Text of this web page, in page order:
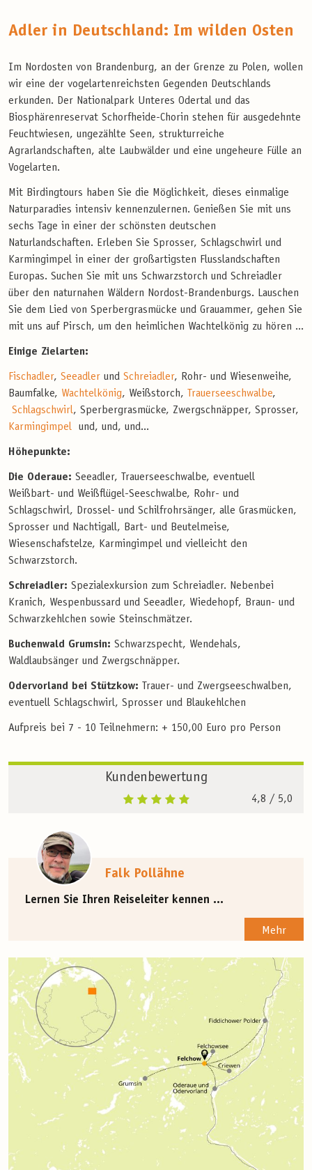
Adler in Deutschland: Im wilden Osten
Im Nordosten von Brandenburg, an der Grenze zu Polen, wollen
wir eine der vogelartenreichsten Gegenden Deutschlands
erkunden. Der Nationalpark Unteres Odertal und das
Biosphärenreservat Schorfheide-Chorin stehen für ausgedehnte
Feuchtwiesen, ungezählte Seen, strukturreiche
Agrarlandschaften, alte Laubwälder und eine ungeheure Fülle an
Vogelarten.
Mit Birdingtours haben Sie die Möglichkeit, dieses einmalige
Naturparadies intensiv kennenzulernen. Genießen Sie mit uns
sechs Tage in einer der schönsten deutschen
Naturlandschaften. Erleben Sie Sprosser, Schlagschwirl und
Karmingimpel in einer der großartigsten Flusslandschaften
Europas. Suchen Sie mit uns Schwarzstorch und Schreiadler
über den naturnahen Wäldern Nordost-Brandenburgs. Lauschen
Sie dem Lied von Sperbergrasmücke und Grauammer, gehen Sie
mit uns auf Pirsch, um den heimlichen Wachtelkönig zu hören ...
Einige Zielarten:
Fischadler, Seeadler und Schreiadler, Rohr- und Wiesenweihe,
Baumfalke, Wachtelkönig, Weißstorch, Trauerseeschwalbe,
Schlagschwirl, Sperbergrasmücke, Zwergschnäpper, Sprosser,
Karmingimpel und, und, und...
Höhepunkte:
Die Oderaue: Seeadler, Trauerseeschwalbe, eventuell
Weißbart- und Weißflügel-Seeschwalbe, Rohr- und
Schlagschwirl, Drossel- und Schilfrohrsänger, alle Grasmücken,
Sprosser und Nachtigall, Bart- und Beutelmeise,
Wiesenschafstelze, Karmingimpel und vielleicht den
Schwarzstorch.
Schreiadler: Spezialexkursion zum Schreiadler. Nebenbei
Kranich, Wespenbussard und Seeadler, Wiedehopf, Braun- und
Schwarzkehlchen sowie Steinschmätzer.
Buchenwald Grumsin: Schwarzspecht, Wendehals,
Waldlaubsänger und Zwergschnäpper.
Odervorland bei Stützkow: Trauer- und Zwergseeschwalben,
eventuell Schlagschwirl, Sprosser und Blaukehlchen
Aufpreis bei 7 - 10 Teilnehmern: + 150,00 Euro pro Person
Kundenbewertung
4,8 / 5,0
Falk Pollähne
Lernen Sie Ihren Reiseleiter kennen ...
Mehr